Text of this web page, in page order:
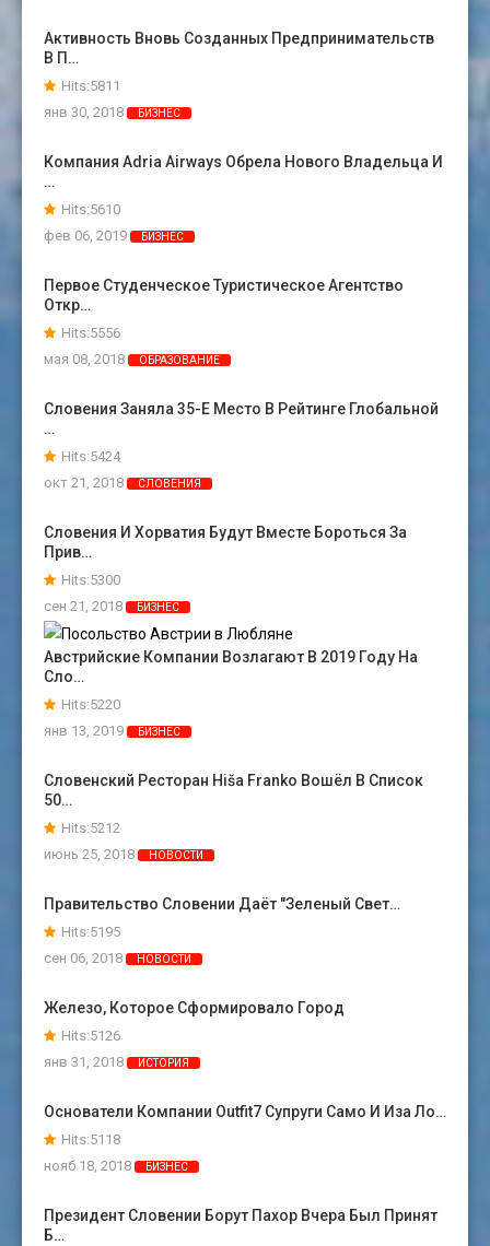
Активность Вновь Созданных Предпринимательств
В П…
Hits:5811
янв 30, 2018
БИЗНЕС
Компания Adria Airways Обрела Нового Владельца И
…
Hits:5610
фев 06, 2019
БИЗНЕС
Первое Студенческое Туристическое Агентство
Откр…
Hits:5556
мая 08, 2018
ОБРАЗОВАНИЕ
Словения Заняла 35-Е Место В Рейтинге Глобальной
…
Hits:5424
окт 21, 2018
СЛОВЕНИЯ
Словения И Хорватия Будут Вместе Бороться За
Прив…
Hits:5300
сен 21, 2018
БИЗНЕС
Австрийские Компании Возлагают В 2019 Году На
Сло…
Hits:5220
янв 13, 2019
БИЗНЕС
Словенский Ресторан Hiša Franko Вошёл В Список
50…
Hits:5212
июнь 25, 2018
НОВОСТИ
Правительство Словении Даёт "зеленый Свет…
Hits:5195
сен 06, 2018
НОВОСТИ
Железо, Которое Сформировало Город
Hits:5126
янв 31, 2018
ИСТОРИЯ
Основатели Компании Outfit7 Супруги Само И Иза Ло…
Hits:5118
нояб 18, 2018
БИЗНЕС
Президент Словении Борут Пахор Вчера Был Принят
Б…